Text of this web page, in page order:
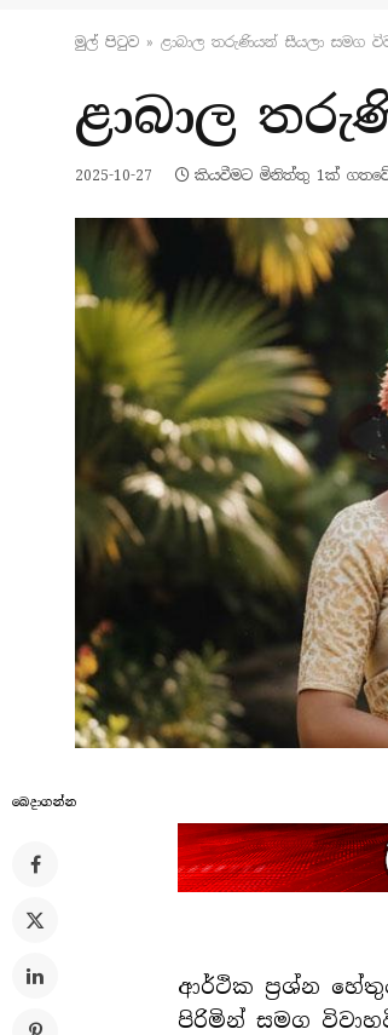
මුල් පිටු​ව » ළාබාල තරුණියන් සීයලා සමග
ළාබාල
2025-10-27 කියවීමට මිනිත්තු 1ක්
බෙදාගන්​න
ආර්ථික ප්‍රශ්න
පිරිමින් සමග